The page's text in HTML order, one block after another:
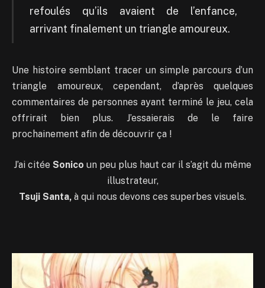
refoulés qu’ils avaient de l’enfance,
arrivant finalement un triangle amoureux.
Une histoire semblant tracer un simple parcours d’un
triangle amoureux, cependant, d’après quelques
commentaires de personnes ayant terminé le jeu, cela
offrirait bien plus. J’essaierais de le faire
prochainement afin de découvrir ça !
J’ai citée Sonico un peu plus haut car il s’agit du même
illustrateur,
Tsuji Santa, à qui nous devons ces superbes visuels.